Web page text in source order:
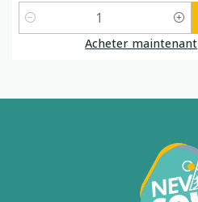
Quantité
Acheter maintenant